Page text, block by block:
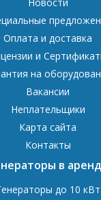
Оплата и доставка
и
на
Вакансии
Неплательщики
Карта сайта
Контакты
в
до 10 кВт